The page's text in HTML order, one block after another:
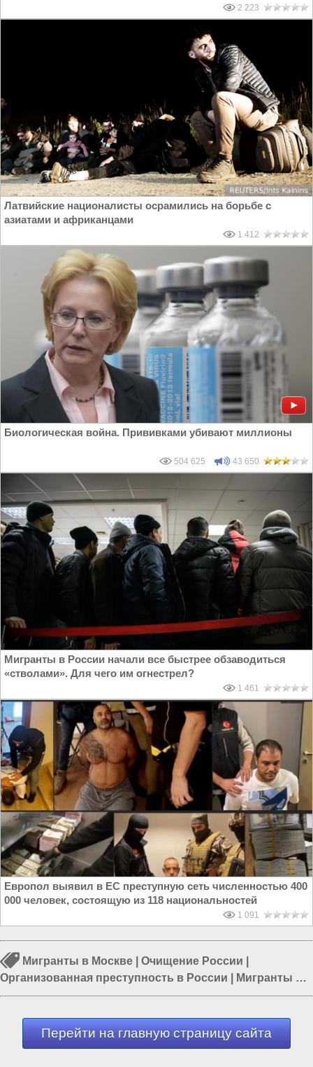
2 223
Латвийские националисты осрамились на борьбе с
азиатами и африканцами
1 412
Биологическая война. Прививками убивают миллионы
504 625 43 650
Мигранты в России начали все быстрее обзаводиться
«стволами». Для чего им огнестрел?
1 461
Европол выявил в ЕС преступную сеть численностью 400
000 человек, состоящую из 118 национальностей
1 091
Мигранты в Москве Очищение России
Организованная преступность в России
Мигранты в
Европе|Борьба с преступностью|Александр
Перейти на главную страницу сайта